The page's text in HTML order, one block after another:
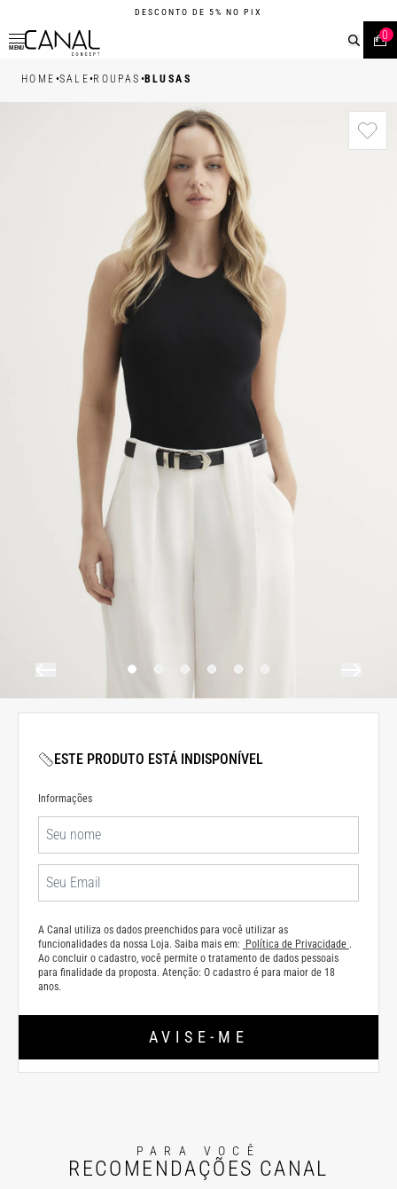
DESCONTO DE 5% NO PIX
MENU
0
HOME •SALE•ROUPAS •BLUSAS
ESTE PRODUTO ESTÁ INDISPONÍVEL
Informações
A Canal utiliza os dados preenchidos para você utilizar as
funcionalidades da nossa Loja. Saiba mais em:
Política de Privacidade .
Ao concluir o cadastro, você permite o tratamento de dados pessoais
para finalidade da proposta. Atenção: O cadastro é para maior de 18
anos.
AVISE-ME
PARA VOCÊ
RECOMENDAÇÕES CANAL